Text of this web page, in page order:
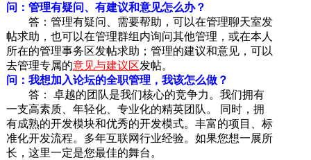
问：管理有疑问、有建议和意见怎么办？
答：管理有疑问、需要帮助，可以在管理聊天室发
帖求助，也可以在管理群组内询问其他管理，或在本人
所在的管理事务区发帖求助；管理的建议和意见，可以
去管理专属的意见与建议区发帖。
问：我想加入论坛的全职管理，我该怎么做？
答： 卓越的团队是我们核心的竞争力。我们拥有
一支高素质、年轻化、专业化的精英团队。 同时，拥
有成熟的开发模块和优秀的开发模式。丰富的项目、标
准化开发流程。多年互联网行业经验。如果您想一展所
长，这里一定是您最佳的舞台。